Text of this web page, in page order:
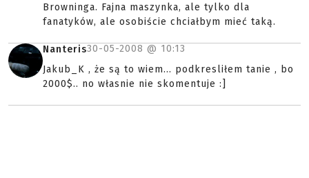
Browninga. Fajna maszynka, ale tylko dla
fanatyków, ale osobiście chciałbym mieć taką.
Nanteris30-05-2008 @ 10:13
Jakub_K , że są to wiem... podkresliłem tanie , bo
2000$.. no własnie nie skomentuje :]